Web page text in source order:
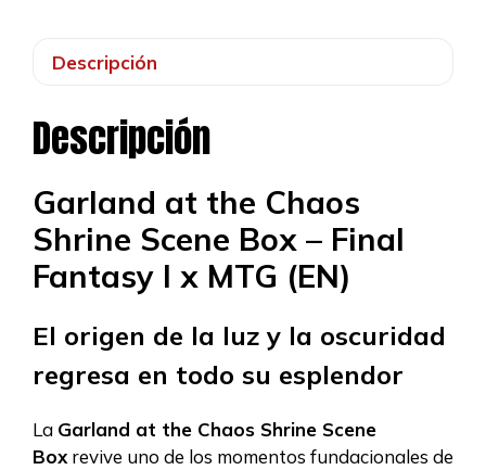
Descripción
Descripción
Garland at the Chaos
Shrine Scene Box – Final
Fantasy I x MTG (EN)
El origen de la luz y la oscuridad
regresa en todo su esplendor
La Garland at the Chaos Shrine Scene
Box revive uno de los momentos fundacionales de